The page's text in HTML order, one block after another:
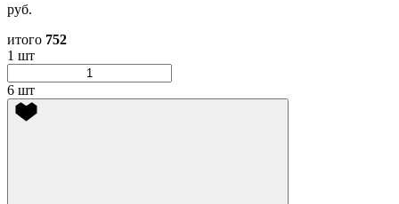
руб.
итого 752
1 шт
6 шт